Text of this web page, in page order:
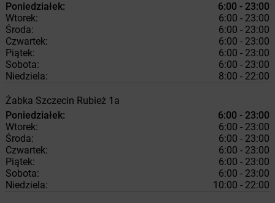
Poniedziałek:
6:00 - 23:00
Wtorek:
6:00 - 23:00
Środa:
6:00 - 23:00
Czwartek:
6:00 - 23:00
Piątek:
6:00 - 23:00
Sobota:
6:00 - 23:00
Niedziela:
8:00 - 22:00
Żabka Szczecin Rubież 1a
Poniedziałek:
6:00 - 23:00
Wtorek:
6:00 - 23:00
Środa:
6:00 - 23:00
Czwartek:
6:00 - 23:00
Piątek:
6:00 - 23:00
Sobota:
6:00 - 23:00
Niedziela:
10:00 - 22:00